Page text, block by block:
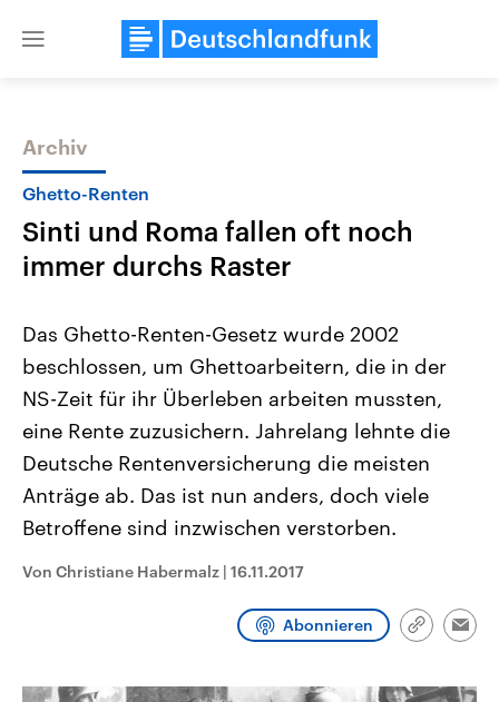
Close
Themen
Landtagswahl Sachsen-Anhalt
2026
Alle Informationen
Sachsen-Anhalt wählt am 6.
September 2026 einen neuen
Landtag. Seit 2021 wird das
Bundesland von einer Koalition aus
CDU, SPD und FDP regiert.-
Umfragen, Prognosen,
und Hintergründe zu den Parteien
und Kandidaten der anstehenden
USA
Aktuelle Beiträge,
Hintergründe
Wirtschaftlich und
gehören die Vereinigten
den mächtigsten Ländern
mit großem Einfluss auf
Sendungen Programm Podcasts
Archiv
Ghetto-Renten
Sinti und Roma fallen oft noch
immer durchs Raster
Das Ghetto-Renten-Gesetz wurde 2002
beschlossen, um Ghettoarbeitern, die in der
NS-Zeit für ihr Überleben arbeiten mussten,
eine Rente zuzusichern. Jahrelang lehnte die
Deutsche Rentenversicherung die meisten
Anträge ab. Das ist nun anders, doch viele
Betroffene sind inzwischen verstorben.
Von Christiane Habermalz | 16.11.2017
Abonnieren
Link